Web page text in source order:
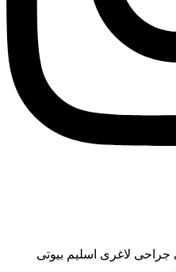
لاغری اسلیم بیوتی